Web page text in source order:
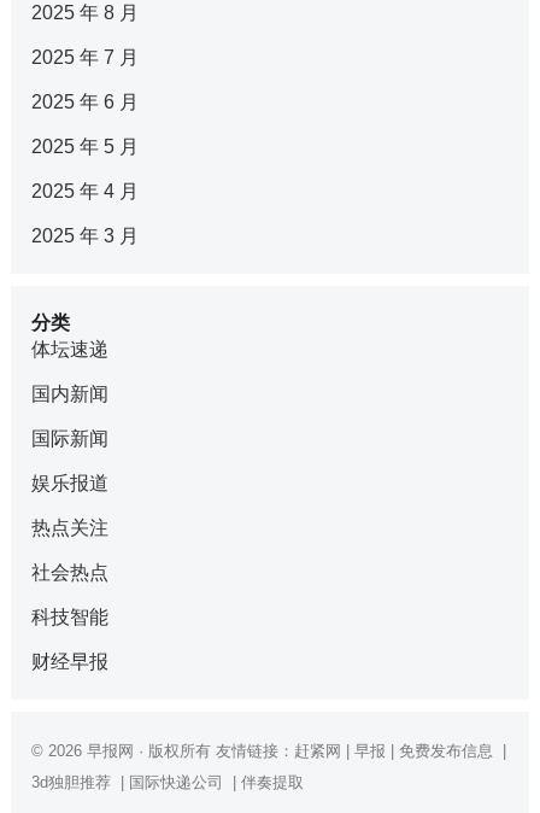
2025 年 8 月
2025 年 7 月
2025 年 6 月
2025 年 5 月
2025 年 4 月
2025 年 3 月
分类
体坛速递
国内新闻
国际新闻
娱乐报道
热点关注
社会热点
科技智能
财经早报
© 2026 早报网 · 版权所有 友情链接： 赶紧网 | 早报 | 免费发布信息
|
3d独胆推荐| 国际快递公司 | 伴奏提取